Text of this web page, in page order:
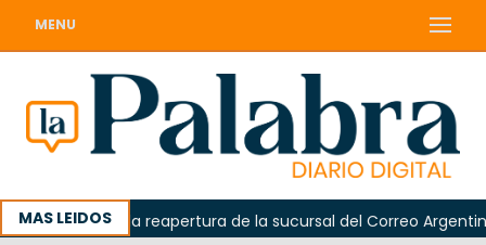
MENU
MAS LEIDOSla reapertura de la sucursal del Correo Argentino en